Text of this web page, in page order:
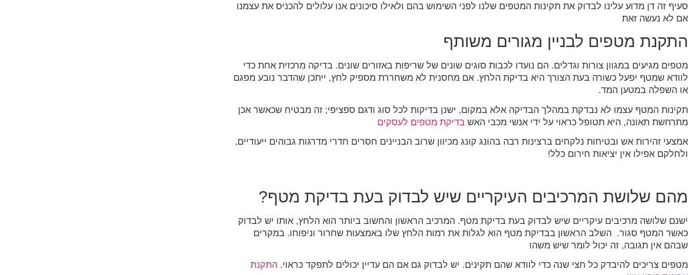
סעיף זה דן מדוע עלינו לבדוק את תקינות המטפים שלנו לפני השימוש בהם ולאילו סיכונים אנו עלולים להכניס את עצמנו
אם לא נעשה זאת
התקנת מטפים לבניין מגורים משותף
מטפים מגיעים במגוון צורות וגדלים. הם נועדו לכבות סוגים שונים של שריפות באזורים שונים. בדיקה מרכזית אחת כדי
לוודא שמטף יפעל כשורה בעת הצורך היא בדיקת הלחץ. אם מחסנית לא משחררת מספיק לחץ, ייתכן שהדבר נובע מפגם
או השפלה במטען המד.
תקינות המטף עצמו לא נבדקת במהלך הבדיקה אלא במקום, ישנן בדיקות לכל סוג ודגם ספציפי; זה מבטיח שכאשר אכן
מתרחשת תאונה, היא תטופל כראוי על ידי אנשי מכבי האש בדיקת מטפים לעסקים
אמצעי זהירות אש ובטיחות נלקחים ברצינות רבה בהונג קונג מכיוון שרוב הבניינים חסרים חדרי מדרגות גבוהים ייעודיים,
ולחלקם אפילו אין יציאות חירום כלל!
מהם שלושת המרכיבים העיקריים שיש לבדוק בעת בדיקת מטף?
ישנם שלושה מרכיבים עיקריים שיש לבדוק בעת בדיקת מטף. המרכיב הראשון והחשוב ביותר הוא הלחץ, אותו יש לבדוק
כאשר המטף סגור. השלב הראשון בבדיקת מטף הוא לגלות את רמות הלחץ שלו באמצעות שחרור וניפוחו. במקרים
שבהם אין תגובה, זה יכול לומר שיש משהו
מטפים צריכים להיבדק כל חצי שנה כדי לוודא שהם תקינים. יש לבדוק גם אם הם עדיין יכולים לתפקד כראוי. התקנת